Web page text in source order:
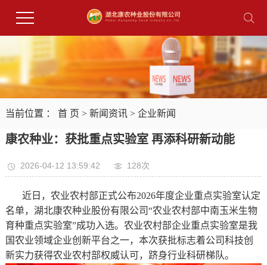
当前位置 ： 首 页 > 新闻资讯> 企业新闻
康农种业：获批重点实验室 再添科研新动能
2026-04-12 13:59:42 128次
近日，农业农村部正式公布2026年度企业重点实验室认定
名单，湖北康农种业股份有限公司“农业农村部中南玉米生物
育种重点实验室”成功入选。农业农村部企业重点实验室是我
国农业领域企业创新平台之一，本次获批标志着公司科技创
新实力获得农业农村部权威认可，跻身行业科研梯队。